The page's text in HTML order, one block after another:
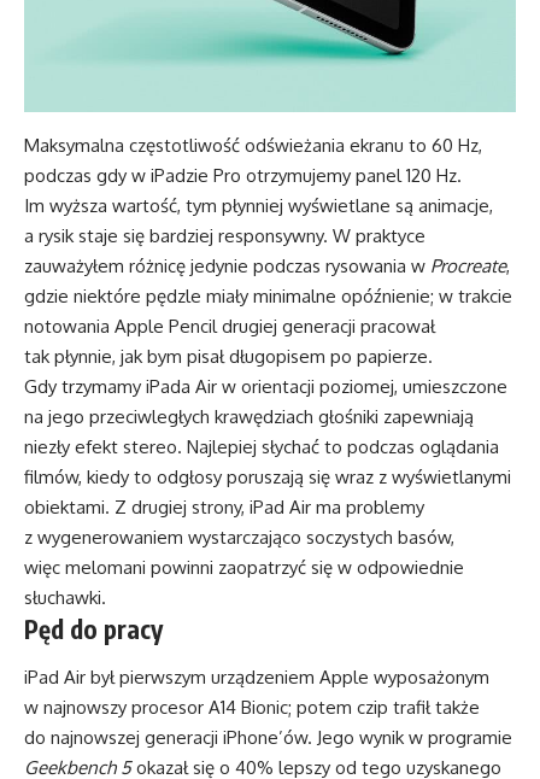
Maksymalna częstotliwość odświeżania ekranu to 60 Hz,
podczas gdy w iPadzie Pro otrzymujemy panel 120 Hz.
Im wyższa wartość, tym płynniej wyświetlane są animacje,
a rysik staje się bardziej responsywny. W praktyce
zauważyłem różnicę jedynie podczas rysowania w Procreate,
gdzie niektóre pędzle miały minimalne opóźnienie; w trakcie
notowania Apple Pencil drugiej generacji pracował
tak płynnie, jak bym pisał długopisem po papierze.
Gdy trzymamy iPada Air w orientacji poziomej, umieszczone
na jego przeciwległych krawędziach głośniki zapewniają
niezły efekt stereo. Najlepiej słychać to podczas oglądania
filmów, kiedy to odgłosy poruszają się wraz z wyświetlanymi
obiektami. Z drugiej strony, iPad Air ma problemy
z wygenerowaniem wystarczająco soczystych basów,
więc melomani powinni zaopatrzyć się w odpowiednie
słuchawki.
Pęd do pracy
iPad Air był pierwszym urządzeniem Apple wyposażonym
w najnowszy procesor A14 Bionic; potem czip trafił także
do najnowszej generacji iPhone’ów. Jego wynik w programie
Geekbench 5okazał się o 40% lepszy od tego uzyskanego